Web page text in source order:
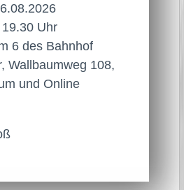
Uhr
6 des Bahnhof
Wallbaumweg 108,
und Online